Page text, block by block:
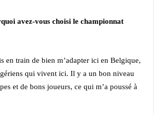
avez-vous choisi le championnat
en train de bien m’adapter ici en Belgique,
qui vivent ici. Il y a un bon niveau
et de bons joueurs, ce qui m’a poussé à